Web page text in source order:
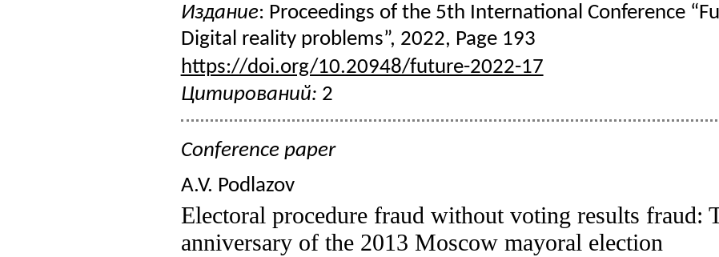
Издание: Proceedings of the 5th International Conference
Digital reality problems”, 2022, Page 193
https://doi.org/10.20948/future-2022-17
Цитирований: 2
Conference paper
A.V. Podlazov
Electoral procedure fraud without voting results fraud:
anniversary of the 2013 Moscow mayoral election